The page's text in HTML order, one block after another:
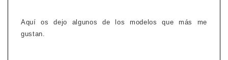
Aquí os dejo algunos de los modelos que más me
gustan.